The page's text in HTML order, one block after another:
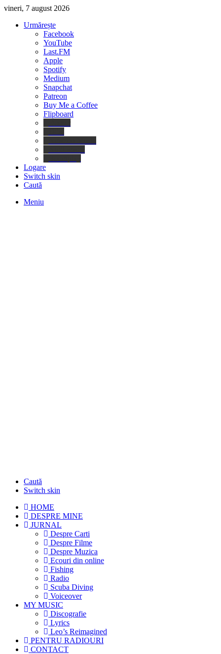
vineri, 7 august 2026
Urmărește
Facebook
YouTube
Last.FM
Apple
Spotify
Medium
Snapchat
Patreon
Buy Me a Coffee
Flipboard
Logare
Switch skin
Caută
Meniu
Caută
Switch skin
HOME
DESPRE MINE
JURNAL
Despre Carti
Despre Filme
Despre Muzica
Ecouri din online
Fishing
Radio
Scuba Diving
Voiceover
MY MUSIC
Discografie
Lyrics
Leo’s Reimagined
PENTRU RADIOURI
CONTACT